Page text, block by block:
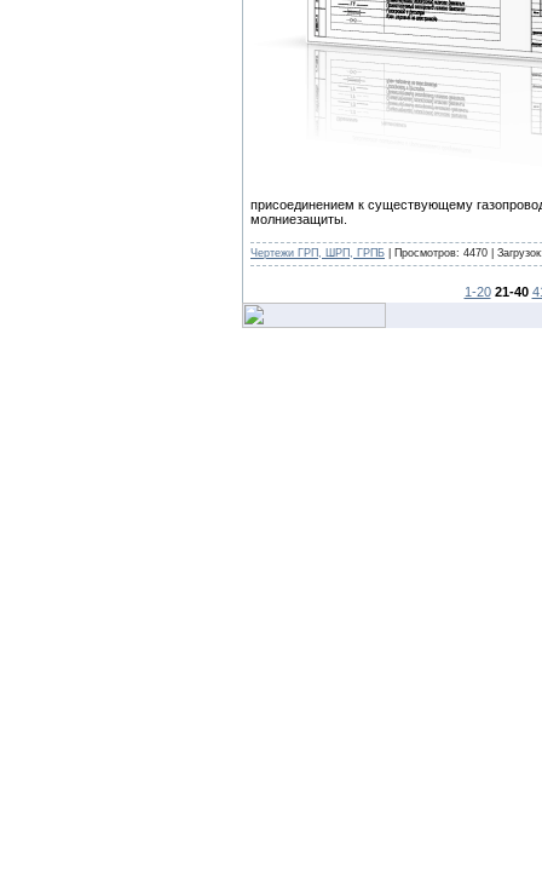
присоединением к существующему
молниезащиты.
Чертежи ГРП, ШРП, ГРПБ | Просмотров: 4470 |
1-20 21-40